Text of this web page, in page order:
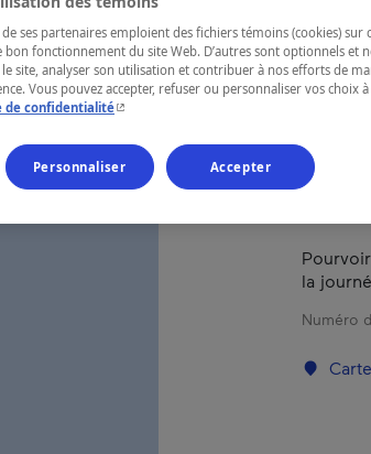
la
Numéro
ses partenaires emploient des fichiers témoins (cookies) sur
fonctionnement du site Web. D’autres sont optionnels et
site, analyser son utilisation et contribuer à nos efforts de
Vous pouvez accepter, refuser ou personnaliser vos choix
de confidentialité- Cet hyperlien s'ouvrira dans une nouvelle
Personnaliser Accepter